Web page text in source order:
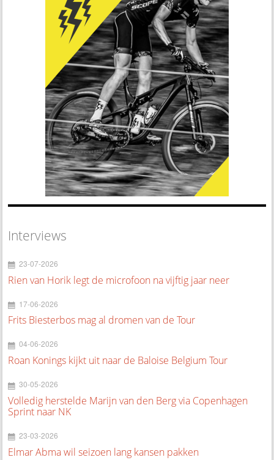
Interviews
23-07-2026
Rien van Horik legt de microfoon na vijftig jaar neer
17-06-2026
Frits Biesterbos mag al dromen van de Tour
04-06-2026
Roan Konings kijkt uit naar de Baloise Belgium Tour
30-05-2026
Volledig herstelde Marijn van den Berg via Copenhagen
Sprint naar NK
23-03-2026
Elmar Abma wil seizoen lang kansen pakken